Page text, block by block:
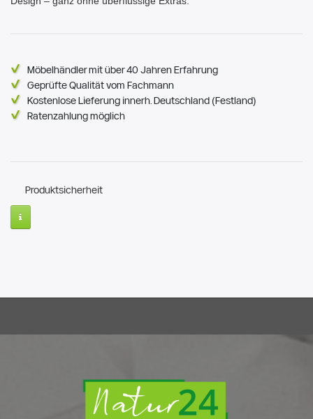
Möbelhändler mit über 40 Jahren Erfahrung
Geprüfte Qualität vom Fachmann
Kostenlose Lieferung innerh. Deutschland (Festland)
Ratenzahlung möglich
Produktsicherheit